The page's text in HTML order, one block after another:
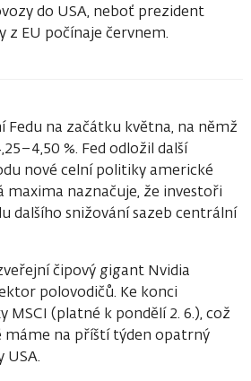
do USA, neboť prezident
z EU počínaje červnem.
Fedu na začátku května, na němž
%. Fed odložil další
nové celní politiky americké
maxima naznačuje, že investoři
dalšího snižování sazeb centrální
čipový gigant Nvidia
polovodičů. Ke konci
(platné k pondělí 2. 6.), což
máme na příští týden opatrný